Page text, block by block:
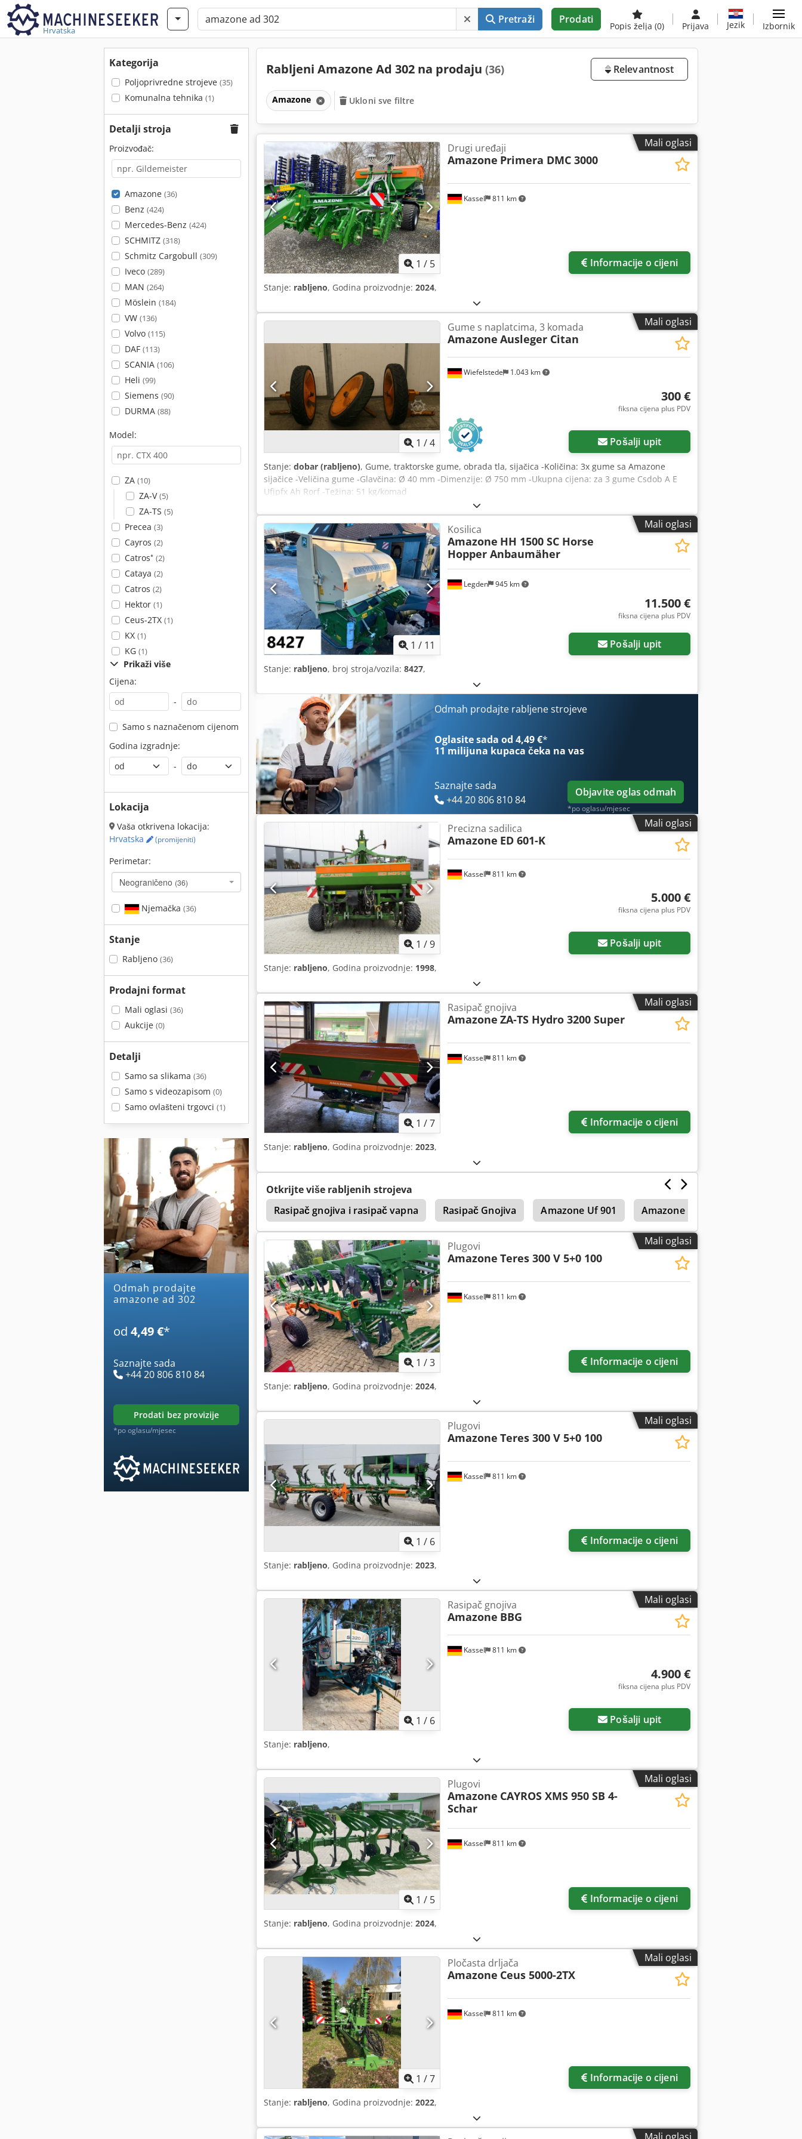
Hrvatska
Pretraži Prodati
Popis želja (0) Prijava Jezik Izbornik
Kategorija
Poljoprivredne strojeve (35)
Komunalna tehnika (1)
Detalji stroja
Proizvođač:
Amazone (36)
Benz (424)
Mercedes-Benz (424)
SCHMITZ (318)
Schmitz Cargobull (309)
Iveco (289)
MAN (264)
Möslein (184)
VW (136)
Volvo (115)
DAF (113)
SCANIA (106)
Heli (99)
Siemens (90)
DURMA (88)
Model:
ZA (10)
ZA-V(5)
ZA-TS (5)
Precea (3)
Cayros (2)
Catros⁺ (2)
Cataya (2)
Catros (2)
Hektor (1)
Ceus-2TX (1)
KX (1)
KG (1)
Prikaži više
Cijena:
-
Samo s naznačenom cijenom
Godina izgradnje:
-
Lokacija
Vaša otkrivena lokacija:
Hrvatska
(promijeniti)
Perimetar:
Neograničeno (36)
Njemačka (36)
Stanje
Rabljeno (36)
Prodajni format
Mali oglasi (36)
Aukcije (0)
Detalji
Samo sa slikama (36)
Samo s videozapisom (0)
Samo ovlašteni trgovci (1)
Odmah prodajte
amazone ad 302
od 4,49 €*
Saznajte sada
+44 20 806 810 84
prodati bez provizije
*po oglasu/mjesec
Rabljeni Amazone Ad 302 na prodaju (36) Relevantnost
Amazone Ukloni sve filtre
Mali oglasi
1 / 5
Kassel 811 km
Drugi uređaji
Amazone Primera DMC 3000
Informacije o cijeni
Stanje: rabljeno, Godina proizvodnje: 2024,
Mali oglasi
1 /4
Wiefelstede 1.043 km
Gume s naplatcima, 3 komada
Amazone Ausleger Citan
300 €
fiksna cijena plus PDV
Pošalji upit
Stanje: dobar (rabljeno), Gume, traktorske gume, obrada tla, sijačica -Količina: 3x gume sa Amazone
sijačice -Veličina gume -Glavčina: Ø 40 mm -Dimenzije: Ø 750 mm -Ukupna cijena: za 3 gume Csdob A E
Ufjpfx Ah Rorf -Težina: 51 kg/komad
Mali oglasi
1 / 11
Legden 945 km
Kosilica
Amazone HH 1500 SC Horse
Hopper Anbaumäher
11.500 €
fiksna cijena plus PDV
Pošalji upit
Stanje: rabljeno, broj stroja/vozila: 8427,
Odmah prodajte rabljene strojeve
Oglasite sada od 4,49 €*
11 milijuna kupaca čeka na vas
Saznajte sada
+44 20 806 810 84
Objavite oglas odmah
*po oglasu/mjesec
Mali oglasi
1 /9
Kassel 811 km
Precizna sadilica
Amazone ED 601-K
5.000 €
fiksna cijena plus PDV
Pošalji upit
Stanje: rabljeno, Godina proizvodnje: 1998,
Mali oglasi
1 /7
Kassel 811 km
Rasipač gnojiva
Amazone ZA-TS Hydro 3200 Super
Informacije o cijeni
Stanje: rabljeno, Godina proizvodnje: 2023,
Otkrijte više rabljenih strojeva
Rasipač gnojiva i rasipač vapna
Rasipač Gnojiva Amazone Uf 901 Amazone Uf 1501
Amazone Uf 1501 Amazone Uf 1201
Mali oglasi
1 /3
Kassel 811 km
Plugovi
Amazone Teres 300 V 5+0 100
Informacije o cijeni
Stanje: rabljeno, Godina proizvodnje: 2024,
Mali oglasi
1 / 6
Kassel 811 km
Plugovi
Amazone Teres 300 V 5+0 100
Informacije o cijeni
Stanje: rabljeno, Godina proizvodnje: 2023,
Mali oglasi
1 / 6
Kassel 811 km
Rasipač gnojiva
Amazone BBG
4.900 €
fiksna cijena plus PDV
Pošalji upit
Stanje: rabljeno,
Mali oglasi
1 / 5
Kassel 811 km
Plugovi
Amazone CAYROS XMS 950 SB 4-
Schar
Informacije o cijeni
Stanje: rabljeno, Godina proizvodnje: 2024,
Mali oglasi
1 /7
Kassel 811 km
Pločasta drljača
Amazone Ceus 5000-2TX
Informacije o cijeni
Stanje: rabljeno, Godina proizvodnje: 2022,